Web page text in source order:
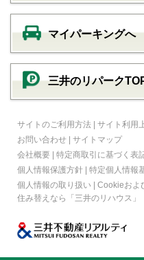
マイパーキングへ
三井のリパーク
サイトのご利用方法 | サイト利用
お問い合わせ | サイトマップ
会社概要 | 特定商取引に基づく表
個人情報保護方針 | 特定個人情報
個人情報の取り扱い | Cookieおよ
住み替えなら
「三井のリハウス」